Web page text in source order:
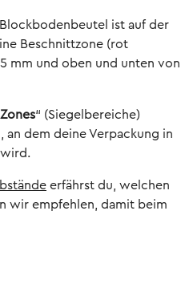
ist auf der
Beschnittzone (rot
mm und oben und unten von
“ (Siegelbereiche)
an dem deine Verpackung in
erfährst du, welchen
wir empfehlen, damit beim